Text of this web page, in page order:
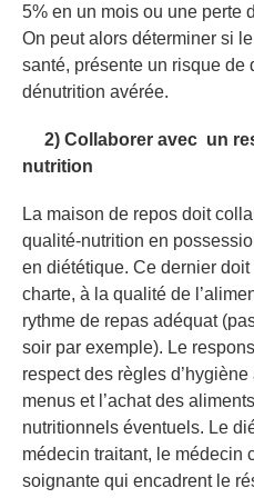
5% en un mois ou une perte
On peut alors déterminer si
santé, présente un risque de
dénutrition avérée.
2) Collaborer avec un
nutrition
La maison de repos doit
qualité-nutrition en
en diététique. Ce dernier
charte, à la qualité de
rythme de repas adéquat
soir par exemple). Le
respect des règles
menus et l’achat des
nutritionnels éventuels. Le
médecin traitant, le médecin
soignante qui encadrent le